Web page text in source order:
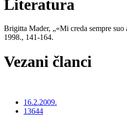
Literatura
Brigitta Mader, „«Mi creda sempre
1998., 141-164.
Vezani članci
16.2.2009.
13644